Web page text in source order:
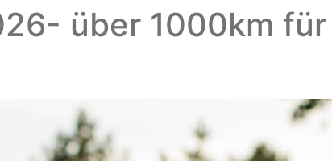
über 1000km